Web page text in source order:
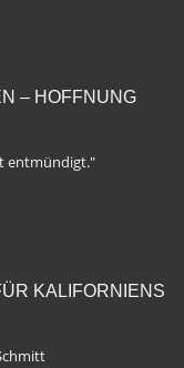
– HOFFNUNG
entmündigt."
KALIFORNIENS